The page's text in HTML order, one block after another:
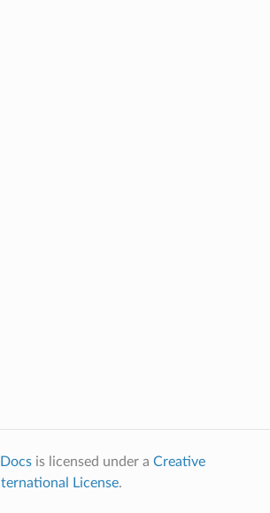
is licensed under a Creative
License.